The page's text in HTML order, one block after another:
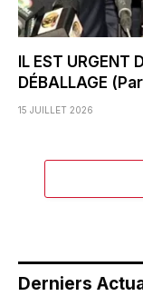
IL EST URGENT
DÉBALLAGE
15 JUILLET 2026
Derniers